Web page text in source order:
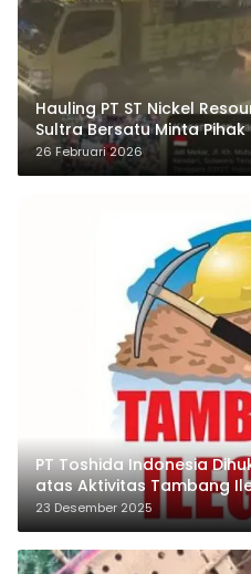
Hauling PT ST Nickel
Sultra Bersatu Minta
26 Februari 2026
PT Toshida Indonesia
atas Aktivitas Tambang
23 Desember 2025